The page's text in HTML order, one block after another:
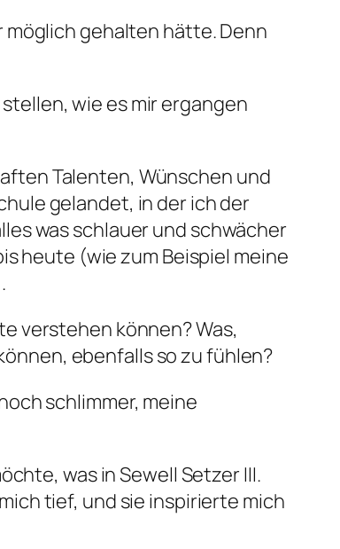
möglich gehalten hätte. Denn
wie es mir ergangen
Talenten, Wünschen und
gelandet, in der ich der
was schlauer und schwächer
heute (wie zum Beispiel meine
verstehen können? Was,
ebenfalls so zu fühlen?
schlimmer, meine
was in Sewell Setzer III.
tief, und sie inspirierte mich